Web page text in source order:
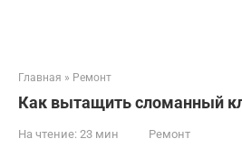
Главная » Ремонт
Как вытащить сломанный
На чтение: 23 мин Ремонт